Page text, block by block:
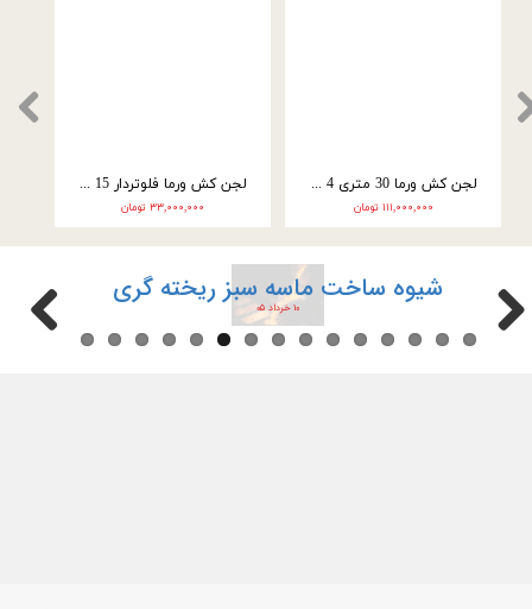
لجن کش ورما 20 متری 4 اینچ سه فاز (10 اسب) WQ80-20-7/5 NEW
۱۱۱,۰۰۰,۰۰۰ تومان
لجن کش ورما 18 متری 4 اینچ سه فاز (4 اسب) WQ60-9-3
۵۲,۰۰۰,۰۰۰ تومان
شیوه ساخت ماسه سبز ریخته گری
۱۰ خرداد ۰۵